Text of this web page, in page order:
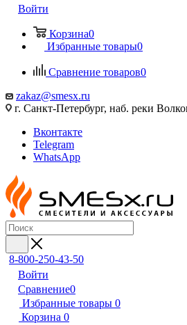
Войти
Корзина0
Избранные товары0
Сравнение товаров0
zakaz@smesx.ru
г. Санкт-Петербург, наб. реки
Вконтакте
Telegram
WhatsApp
8-800-250-43-50
Войти
Сравнение0
Избранные товары 0
Корзина 0